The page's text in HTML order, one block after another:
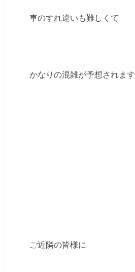
車のすれ違いも難しくて
かなりの混雑が予想されます
ご近隣の皆様に